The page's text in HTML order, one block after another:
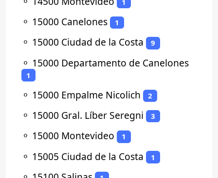
⚬ 15000 Canelones 1
⚬ 15000 Ciudad de la Costa 9
⚬ 15000 Departamento de Canelones
1
⚬ 15000 Empalme Nicolich 2
⚬ 15000 Gral. Líber Seregni 3
⚬ 15000 Montevideo 1
⚬ 15005 Ciudad de la Costa 1